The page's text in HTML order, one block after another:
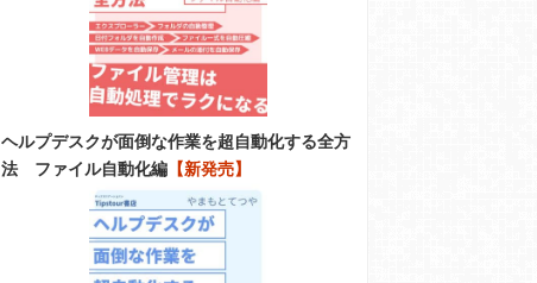
ヘルプデスクが面倒な作業を超自動化する全方
法 ファイル自動化編 【新発売】